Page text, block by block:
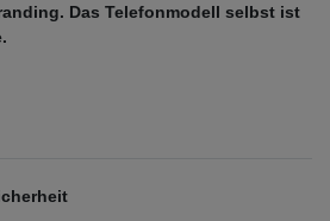
Das Telefonmodell selbst ist